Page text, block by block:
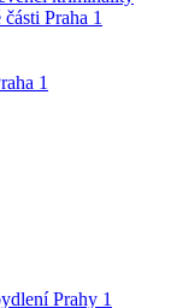
Praha 1
1
Prahy 1